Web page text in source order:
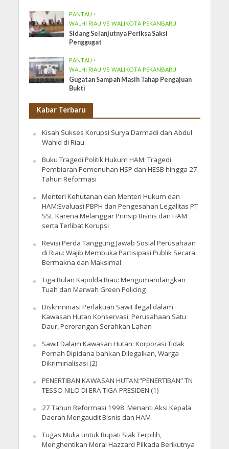
PANTAU •
WALHI RIAU VS WALIKOTA PEKANBARU
Sidang Selanjutnya Periksa Saksi
Penggugat
PANTAU •
WALHI RIAU VS WALIKOTA PEKANBARU
Gugatan Sampah Masih Tahap Pengajuan
Bukti
Kabar Terbaru
Kisah Sukses Korupsi Surya Darmadi dan Abdul
Wahid di Riau
Buku Tragedi Politik Hukum HAM: Tragedi
Pembiaran Pemenuhan HSP dan HESB hingga 27
Tahun Reformasi
Menteri Kehutanan dan Menteri Hukum dan
HAM:Evaluasi PBPH dan Pengesahan Legalitas PT
SSL Karena Melanggar Prinsip Bisnis dan HAM
serta Terlibat Korupsi
Revisi Perda Tanggung Jawab Sosial Perusahaan
di Riau: Wajib Membuka Partisipasi Publik Secara
Bermakna dan Maksimal
Tiga Bulan Kapolda Riau: Mengumandangkan
Tuah dan Marwah Green Policing
Diskriminasi Perlakuan Sawit Ilegal dalam
Kawasan Hutan Konservasi: Perusahaan Satu
Daur, Perorangan Serahkan Lahan
Sawit Dalam Kawasan Hutan: Korporasi Tidak
Pernah Dipidana bahkan Dilegalkan, Warga
Dikriminalisasi (2)
PENERTIBAN KAWASAN HUTAN:”PENERTIBAN” TN
TESSO NILO DI ERA TIGA PRESIDEN (1)
27 Tahun Reformasi 1998: Menanti Aksi Kepala
Daerah Mengaudit Bisnis dan HAM
Tugas Mulia untuk Bupati Siak Terpilih,
Menghentikan Moral Hazzard Pilkada Berikutnya